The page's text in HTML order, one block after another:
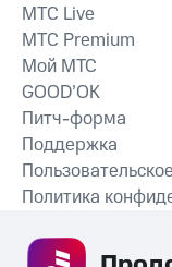
MTС Live
MTС Premium
Мой МТС
GOOD’OK
Питч-форма
Поддержка
Политика